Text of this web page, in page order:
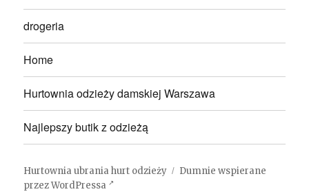
drogeria
Home
Hurtownia odzieży damskiej Warszawa
Najlepszy butik z odzieżą
Hurtownia ubrania hurt odzieży
Dumnie wspierane
przez WordPressa